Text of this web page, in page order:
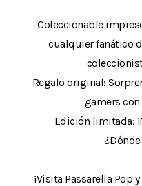
Coleccionable
cualquier fanático
Regalo original:
gamers
Edición limitada:
¡Visita Passarella Pop